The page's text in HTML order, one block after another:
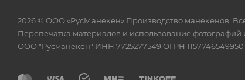
2026 © ООО «РусМанекен» Производство манекенов.
Перепечатка материалов и использование фотографий
ООО "Русманекен" ИНН 7725277549 ОГРН 1157746549950